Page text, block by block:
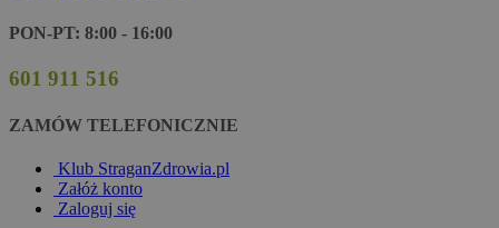
PON-PT: 8:00 - 16:00
601 911 516
ZAMÓW TELEFONICZNIE
Klub StraganZdrowia.pl
Załóż konto
Zaloguj się